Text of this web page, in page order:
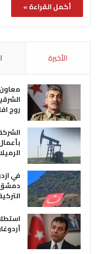
أكمل القراءة »
الأخيرة
روج
في
دمشق